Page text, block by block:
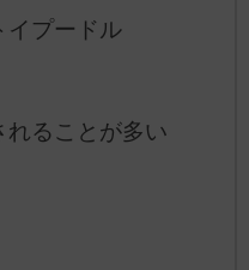
イプードル
れることが多い